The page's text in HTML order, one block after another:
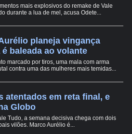
mais explosivos do remake de Vale
durante a lua de mel, acusa Odete...
planeja vingança
baleada ao volante
marcado por tiros, uma mala com arma
contra uma das mulheres mais temidas...
atentados em reta final, e
Globo
Tudo, a semana decisiva chega com dois
vilões. Marco Aurélio é...